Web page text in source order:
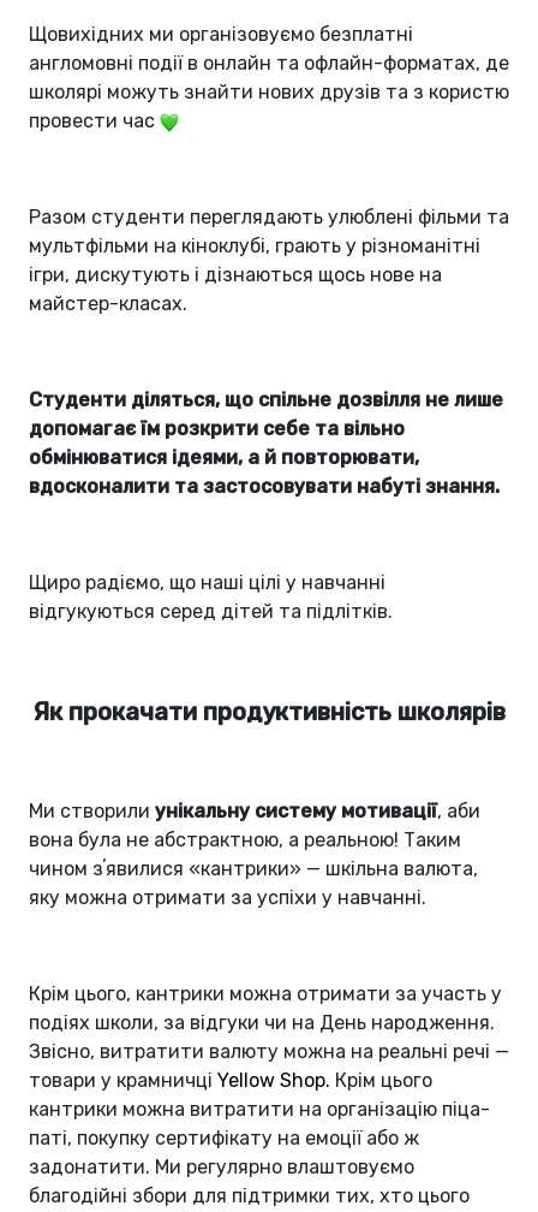
Щовихідних ми організовуємо безплатні
англомовні події в онлайн та офлайн-форматах, де
школярі можуть знайти нових друзів та з користю
провести час
Разом студенти переглядають улюблені фільми та
мультфільми на кіноклубі, грають у різноманітні
ігри, дискутують і дізнаються щось нове на
майстер-класах.
Студенти діляться, що спільне дозвілля не лише
допомагає їм розкрити себе та вільно
обмінюватися ідеями, а й повторювати,
вдосконалити та застосовувати набуті знання.
Щиро радіємо, що наші цілі у навчанні
відгукуються серед дітей та підлітків.
Як прокачати продуктивність школярів
Ми створили унікальну систему мотивації, аби
вона була не абстрактною, а реальною! Таким
чином зʼявилися «кантрики» — шкільна валюта,
яку можна отримати за успіхи у навчанні.
Крім цього, кантрики можна отримати за участь у
подіях школи, за відгуки чи на День народження.
Звісно, витратити валюту можна на реальні речі —
товари у крамничці Yellow Shop. Крім цього
кантрики можна витратити на організацію піца-
паті, покупку сертифікату на емоції або ж
задонатити. Ми регулярно влаштовуємо
благодійні збори для підтримки тих, хто цього